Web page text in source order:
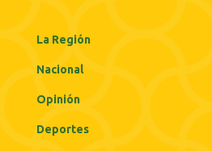
La Región
Nacional
Opinión
Deportes